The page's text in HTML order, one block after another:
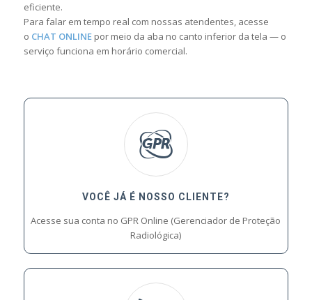
eficiente.
Para falar em tempo real com nossas atendentes, acesse
o CHAT ONLINEpor meio da aba no canto inferior da tela — o
serviço funciona em horário comercial.
VOCÊ JÁ É NOSSO CLIENTE?
Acesse sua conta no GPR Online (Gerenciador de Proteção
Radiológica)